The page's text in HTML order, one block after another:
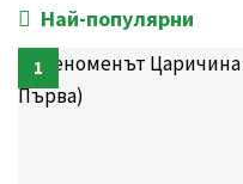
Най-популярни